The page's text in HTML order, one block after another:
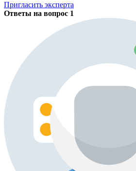
Пригласить эксперта
Ответы на вопрос 1